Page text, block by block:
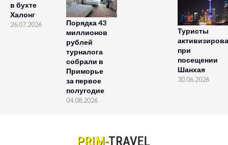
в бухте
Халонг
26.07.2026
Порядка 43
миллионов
рублей
турналога
собрали в
Приморье
за первое
полугодие
04.08.2026
Туристы
при
посещении
Шанхая
30.06.2026